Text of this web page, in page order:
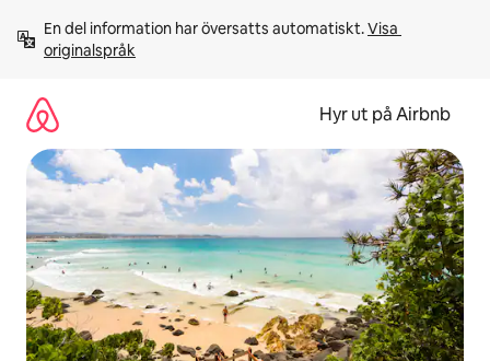
innehåll
En del information har översatts automatiskt. Visa
originalspråk
Hyr ut på Airbnb